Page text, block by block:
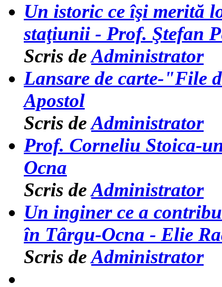
Un istoric ce îşi merită
staţiunii - Prof. Ştefan
Scris deAdministrator
Lansare de carte-"File
Apostol
Scris deAdministrator
Prof. Corneliu Stoica-
Ocna
Scris deAdministrator
Un inginer ce a
în Târgu-Ocna - Elie
Scris deAdministrator